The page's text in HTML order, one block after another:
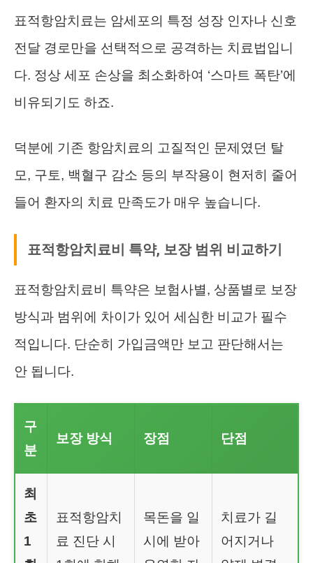
표적항암치료는 암세포의 특정 성장 인자나 신호
전달 경로만을 선택적으로 공격하는 치료법입니
다. 정상 세포 손상을 최소화하여 ‘스마트 폭탄’에
비유되기도 하죠.
덕분에 기존 항암치료의 고질적인 문제였던 탈
모, 구토, 백혈구 감소 등의 부작용이 현저히 줄어
들어 환자의 치료 만족도가 매우 높습니다.
표적항암치료비 특약, 보장 범위 비교하기
표적항암치료비 특약은 보험사별, 상품별로 보장
방식과 범위에 차이가 있어 세심한 비교가 필수
적입니다. 단순히 가입금액만 보고 판단해서는
안 됩니다.
구
분
보장 방식 장점 단점
최
초
1
표적항암치
료 진단 시
목돈을 일
시에 받아
치료가 길
어지거나